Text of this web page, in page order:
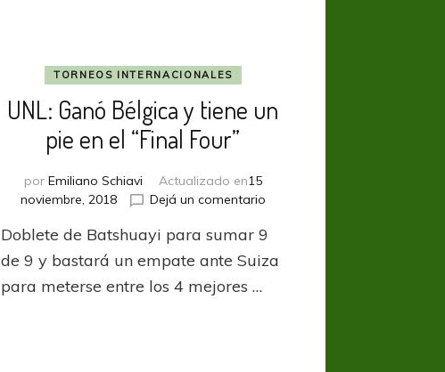
TORNEOS INTERNACIONALES
UNL: Ganó Bélgica y tiene un
pie en el “Final Four”
por Emiliano Schiavi Actualizado en15
noviembre, 2018
Dejá un comentarioen
Ganó
Bélgica
Doblete de Batshuayi para sumar 9
de 9 y bastará un empate ante Suiza
para meterse entre los 4 mejores …